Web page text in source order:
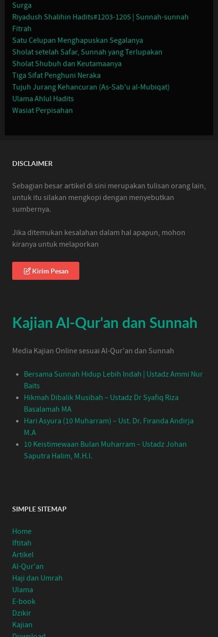
Surga
Riyadush Shalihin Hadits#1203-1205 | Sunnah-sunnah
Fitrah
Satu Celupan Menghapuskan Segalanya
Sholat setelah Safar, Sunnah yang Terlupakan
Sholat Shubuh dan Keutamaanya
Tiga Sifat Penghuni Neraka
Tujuh Jurang Kehancuran (As-Sab'u al-Mubiqat)
Ulama Ahlul Hadits
Wasiat Perpisahan
DISCLAIMER
Sebagian besar artikel di sini merupakan tulisan orang lain,
untuk itu silakan mengkopi dengan menyebutkan
sumbernya.
Jika ditemukan kesalahan dalam hal apapun, mohon
kiranya untuk melaporkan
Kirim Pesan
Kajian Al-Qur'an dan Sunnah
Media Kajian Online sesuai Al-Qur'an dan Sunnah
Bersama Sunnah Hidup Lebih Indah | Ustadz Ammi Nur
Baits
Hikmah Dibalik Musibah – Ustadz Dr Syafiq Riza
Basalamah MA
Hari Asyura (10 Muharram) – Ust. Dr. Firanda Andirja
M.A
10 Keistimewaan Bulan Muharram – Ustadz Johan
Saputra Halim, M.H.I.
SIMPLE SITEMAP
Home
Iftitah
Artikel
Al-Qur'an
Haji dan Umrah
Ulama
E-book
Dzikir
Kajian